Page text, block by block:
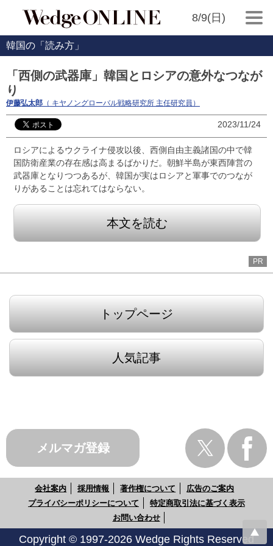
8/9(日)
韓国の「読み方」
「西側の武器庫」韓国とロシアの意外なつなが
り
伊藤弘太郎 （ キヤノングローバル戦略研究所 主任研究員）
2023/11/24
ロシアによるウクライナ侵攻以後、西側自由主義諸国の中で韓
国防衛産業の存在感は高まるばかりだ。朝鮮半島が東西陣営の
武器庫となりつつあるが、韓国が実はロシアと軍事でのつなが
りがあることは忘れてはならない。
本文を読む
PR
トップページ
人気記事
メルマガ登録
会社案内 採用情報 著作権について
広告のご案内
プライバシーポリシーについて
特定商取引法に基づく表示
お問い合わせ
Copyright © 1997-2026 Wedge Rights Reserved